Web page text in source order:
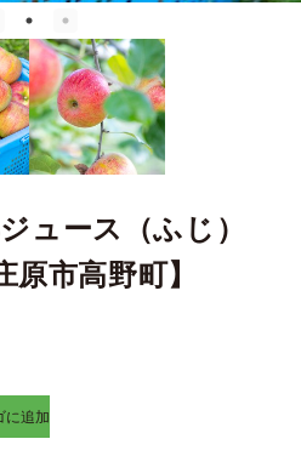
ュース（ふじ）
市高野町】
に追加